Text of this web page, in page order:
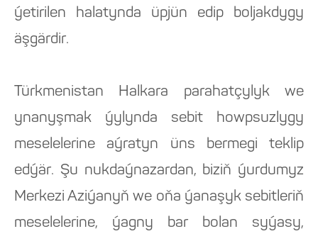
ýetirilen halatynda üpjün edip boljakdygy
äşgärdir.
Türkmenistan Halkara parahatçylyk we
ynanyşmak ýylynda sebit howpsuzlygy
meselelerine aýratyn üns bermegi teklip
edýär. Şu nukdaýnazardan, biziň ýurdumyz
Merkezi Aziýanyň we oňa ýanaşyk sebitleriň
meselelerine, ýagny bar bolan syýasy,